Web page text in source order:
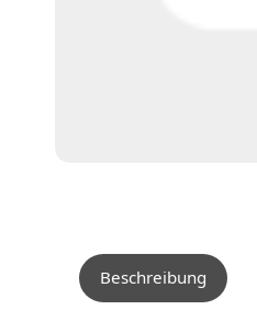
Beschreibung